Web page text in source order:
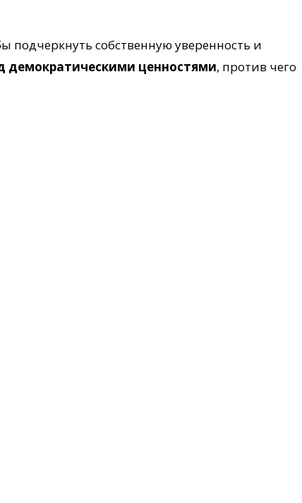
подчеркнуть собственную уверенность и
демократическими ценностями, против чего